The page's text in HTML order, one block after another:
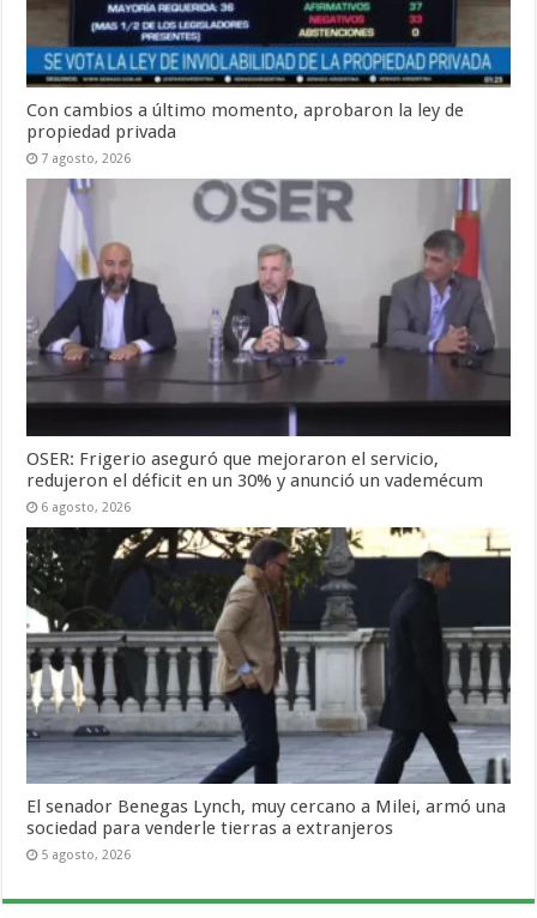
Con cambios a último momento, aprobaron la ley de
propiedad privada
7 agosto, 2026
OSER: Frigerio aseguró que mejoraron el servicio,
redujeron el déficit en un 30% y anunció un vademécum
6 agosto, 2026
El senador Benegas Lynch, muy cercano a Milei, armó una
sociedad para venderle tierras a extranjeros
5 agosto, 2026